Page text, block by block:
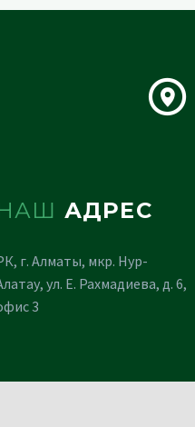
АДРЕС
г. Алматы, мкр. Нур-
ул. Е. Рахмадиева, д. 6,
3